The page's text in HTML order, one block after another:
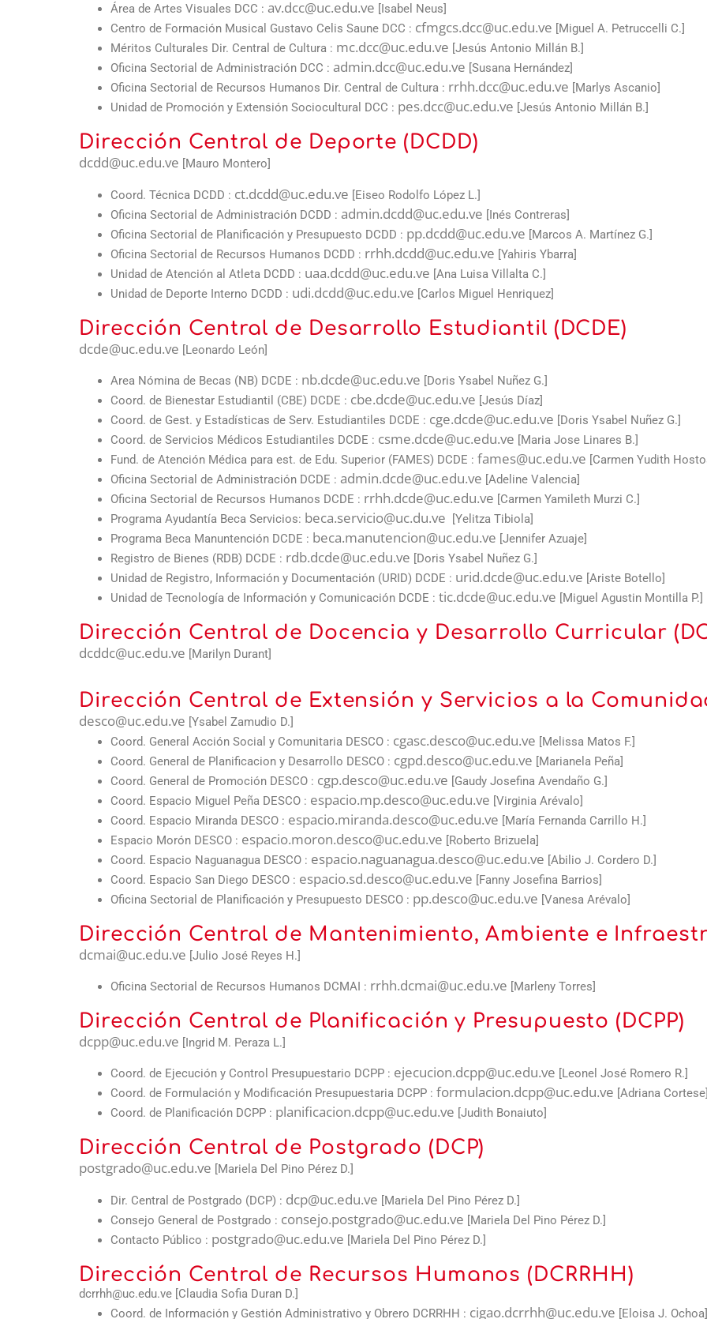
Área de Artes Visuales DCC : av.dcc@uc.edu.ve [Isabel Neus]
Centro de Formación Musical Gustavo Celis Saune DCC : cfmgcs.dcc@uc.edu.ve [Miguel A. Petruccelli C.]
Méritos Culturales Dir. Central de Cultura : mc.dcc@uc.edu.ve [Jesús Antonio Millán B.]
Oficina Sectorial de Administración DCC : admin.dcc@uc.edu.ve [Susana Hernández]
Oficina Sectorial de Recursos Humanos Dir. Central de Cultura : rrhh.dcc@uc.edu.ve [Marlys Ascanio]
Unidad de Promoción y Extensión Sociocultural DCC : pes.dcc@uc.edu.ve [Jesús Antonio Millán B.]
Dirección Central de Deporte (DCDD)
dcdd@uc.edu.ve [Mauro Montero]
Coord. Técnica DCDD : ct.dcdd@uc.edu.ve [Eiseo Rodolfo López L.]
Oficina Sectorial de Administración DCDD : admin.dcdd@uc.edu.ve [Inés Contreras]
Oficina Sectorial de Planificación y Presupuesto DCDD : pp.dcdd@uc.edu.ve [Marcos A. Martínez G.]
Oficina Sectorial de Recursos Humanos DCDD : rrhh.dcdd@uc.edu.ve [Yahiris Ybarra]
Unidad de Atención al Atleta DCDD : uaa.dcdd@uc.edu.ve [Ana Luisa Villalta C.]
Unidad de Deporte Interno DCDD : udi.dcdd@uc.edu.ve [Carlos Miguel Henriquez]
Dirección Central de Desarrollo Estudiantil (DCDE)
dcde@uc.edu.ve [Leonardo León]
Area Nómina de Becas (NB) DCDE : nb.dcde@uc.edu.ve [Doris Ysabel Nuñez G.]
Coord. de Bienestar Estudiantil (CBE) DCDE : cbe.dcde@uc.edu.ve [Jesús Díaz]
Coord. de Gest. y Estadísticas de Serv. Estudiantiles DCDE : cge.dcde@uc.edu.ve [Doris Ysabel Nuñez G.]
Coord. de Servicios Médicos Estudiantiles DCDE : csme.dcde@uc.edu.ve [Maria Jose Linares B.]
Fund. de Atención Médica para est. de Edu. Superior (FAMES) DCDE : fames@uc.edu.ve [Carmen Yudith
Oficina Sectorial de Administración DCDE : admin.dcde@uc.edu.ve [Adeline Valencia]
Oficina Sectorial de Recursos Humanos DCDE : rrhh.dcde@uc.edu.ve [Carmen Yamileth Murzi C.]
Programa Ayudantía Beca Servicios: beca.servicio@uc.du.ve [Yelitza Tibiola]
Programa Beca Manuntención DCDE : beca.manutencion@uc.edu.ve [Jennifer Azuaje]
Registro de Bienes (RDB) DCDE : rdb.dcde@uc.edu.ve [Doris Ysabel Nuñez G.]
Unidad de Registro, Información y Documentación (URID) DCDE : urid.dcde@uc.edu.ve [Ariste Botello]
Unidad de Tecnología de Información y Comunicación DCDE : tic.dcde@uc.edu.ve [Miguel Agustin Montilla P.]
Dirección Central de Docencia y Desarrollo Curricular
dcddc@uc.edu.ve [Marilyn Durant]
Dirección Central de Extensión y Servicios a la
desco@uc.edu.ve [Ysabel Zamudio D.]
Coord. General Acción Social y Comunitaria DESCO : cgasc.desco@uc.edu.ve [Melissa Matos F.]
Coord. General de Planificacion y Desarrollo DESCO : cgpd.desco@uc.edu.ve [Marianela Peña]
Coord. General de Promoción DESCO : cgp.desco@uc.edu.ve [Gaudy Josefina Avendaño G.]
Coord. Espacio Miguel Peña DESCO : espacio.mp.desco@uc.edu.ve [Virginia Arévalo]
Coord. Espacio Miranda DESCO : espacio.miranda.desco@uc.edu.ve [María Fernanda Carrillo H.]
Espacio Morón DESCO : espacio.moron.desco@uc.edu.ve [Roberto Brizuela]
Coord. Espacio Naguanagua DESCO : espacio.naguanagua.desco@uc.edu.ve [Abilio J. Cordero D.]
Coord. Espacio San Diego DESCO : espacio.sd.desco@uc.edu.ve [Fanny Josefina Barrios]
Oficina Sectorial de Planificación y Presupuesto DESCO : pp.desco@uc.edu.ve [Vanesa Arévalo]
Dirección Central de Mantenimiento, Ambiente e
dcmai@uc.edu.ve [Julio José Reyes H.]
Oficina Sectorial de Recursos Humanos DCMAI : rrhh.dcmai@uc.edu.ve [Marleny Torres]
Dirección Central de Planificación y Presupuesto (DCPP)
dcpp@uc.edu.ve [Ingrid M. Peraza L.]
Coord. de Ejecución y Control Presupuestario DCPP : ejecucion.dcpp@uc.edu.ve [Leonel José Romero R.]
Coord. de Formulación y Modificación Presupuestaria DCPP : formulacion.dcpp@uc.edu.ve [Adriana
Coord. de Planificación DCPP : planificacion.dcpp@uc.edu.ve [Judith Bonaiuto]
Dirección Central de Postgrado (DCP)
postgrado@uc.edu.ve [Mariela Del Pino Pérez D.]
Dir. Central de Postgrado (DCP) : dcp@uc.edu.ve [Mariela Del Pino Pérez D.]
Consejo General de Postgrado : consejo.postgrado@uc.edu.ve [Mariela Del Pino Pérez D.]
Contacto Público : postgrado@uc.edu.ve [Mariela Del Pino Pérez D.]
Dirección Central de Recursos Humanos (DCRRHH)
dcrrhh@uc.edu.ve [Claudia Sofia Duran D.]
Coord. de Información y Gestión Administrativo y Obrero DCRRHH : cigao.dcrrhh@uc.edu.ve [Eloisa J. Ochoa]